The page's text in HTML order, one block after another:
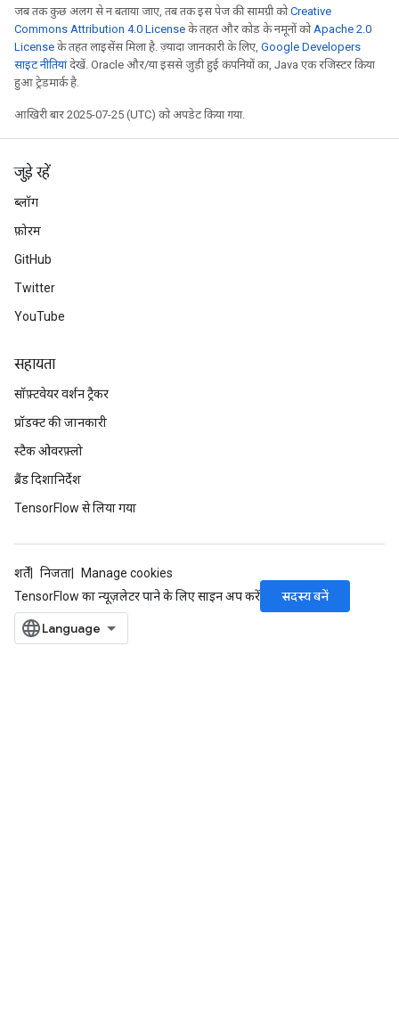
जब तक कुछ अलग से न बताया जाए, तब तक इस पेज की सामग्री कोCreative
Commons Attribution 4.0 License के तहत और कोड के नमूनों कोApache 2.0
License के तहत लाइसेंस मिला है. ज़्यादा जानकारी के लिए, Google Developers
साइट नीतियांदेखें. Oracle और/या इससे जुड़ी हुई कंपनियों का, Java एक रजिस्टर किया
हुआ ट्रेडमार्क है.
आखिरी बार 2025-07-25 (UTC) को अपडेट किया गया.
जुड़े रहें
ब्लॉग
फ़ोरम
GitHub
Twitter
YouTube
सहायता
सॉफ़्टवेयर वर्शन ट्रैकर
प्रॉडक्ट की जानकारी
स्टैक ओवरफ़्लो
ब्रैंड दिशानिर्देश
TensorFlow से लिया गया
शर्तें निजता
Manage cookies
TensorFlow का न्यूज़लेटर पाने के लिए साइन अप करें
सदस्य बनें